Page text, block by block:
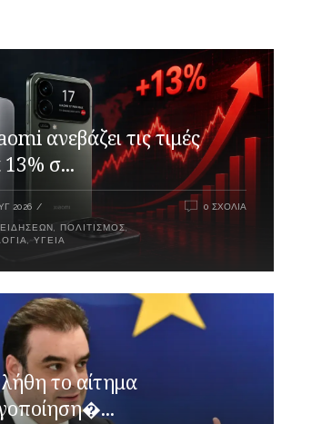
ανεβάζει τις τιμές
13% σ...
2026
ΕΙΔΉΣΕΩΝ ΠΟΛΙΤΙΣΜΌΣ ,
,ΥΓΕΊΑ
0 ΣΧΌΛΙΑ
το αίτημα